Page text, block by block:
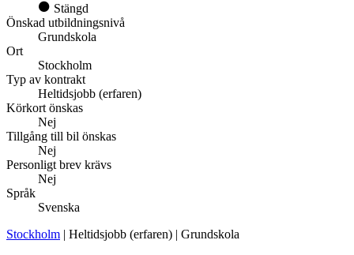
Stängd
Önskad utbildningsnivå
Grundskola
Ort
Stockholm
Typ av kontrakt
Heltidsjobb (erfaren)
Körkort önskas
Nej
Tillgång till bil önskas
Nej
Personligt brev krävs
Nej
Språk
Svenska
Stockholm | Heltidsjobb (erfaren) | Grundskola